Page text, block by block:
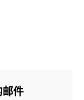
邮件